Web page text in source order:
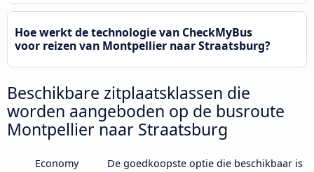
Hoe werkt de technologie van CheckMyBus
voor reizen van Montpellier naar Straatsburg?
Beschikbare zitplaatsklassen die
worden aangeboden op de busroute
Montpellier naar Straatsburg
Economy
De goedkoopste optie die beschikbaar is